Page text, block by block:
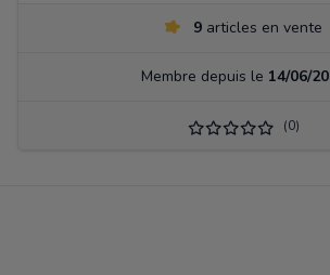
9articles en vente
Membre depuis le 14/06/
(0)